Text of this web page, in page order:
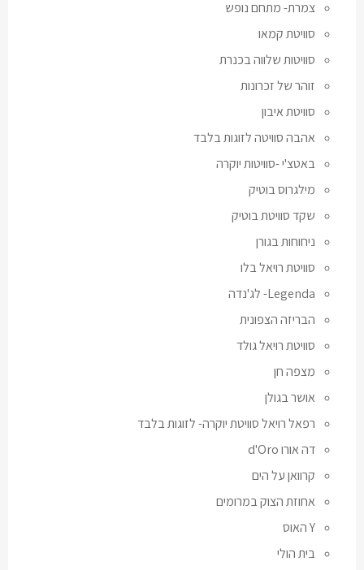
צמרת- מתחם נופש
סוויטת קמאו
סוויטות שלווה בכנרת
זוהר של זכרונות
סוויטת איבון
אהבה סוויטה לזוגות בלבד
באטצ'י -סוויטות יוקרה
מילגרוס בוטיק
שקד סוויטת בוטיק
ניחוחות בגורן
סוויטת רויאל בלו
Legenda- לג'נדה
הבריזה הצפונית
סוויטת רויאל גולד
מצפה חן
אושר בגולן
רפאל רויאל סוויטת יוקרה- לזוגות בלבד
דה אורו d'Oro
קרוואן על הים
אחוזת הצוק במרומים
Y האוס
בית הולי